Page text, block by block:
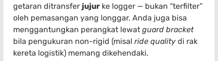
getaran ditransfer jujur ke logger — bukan “terfilter”
oleh pemasangan yang longgar. Anda juga bisa
menggantungkan perangkat lewat guard bracket
bila pengukuran non-rigid (misal ride quality di rak
kereta logistik) memang dikehendaki.